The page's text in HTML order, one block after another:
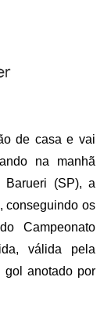
de casa e vai
na manhã
Barueri (SP), a
conseguindo os
Campeonato
válida pela
gol anotado por